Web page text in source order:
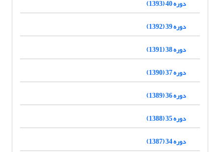
دوره 40 (1393)
دوره 39 (1392)
دوره 38 (1391)
دوره 37 (1390)
دوره 36 (1389)
دوره 35 (1388)
دوره 34 (1387)